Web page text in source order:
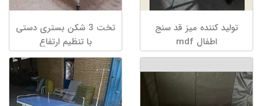
تولید کننده میز قد سنج
اطفال mdf
تخت 3 شکن بستری دستی
با تنظیم ارتفاع